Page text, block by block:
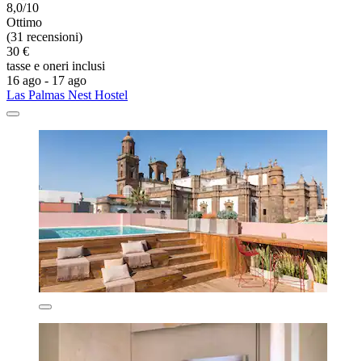
8,0/10
Ottimo
(31 recensioni)
30 €
tasse e oneri inclusi
16 ago - 17 ago
Las Palmas Nest Hostel